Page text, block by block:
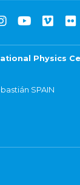
Physics
SPAIN